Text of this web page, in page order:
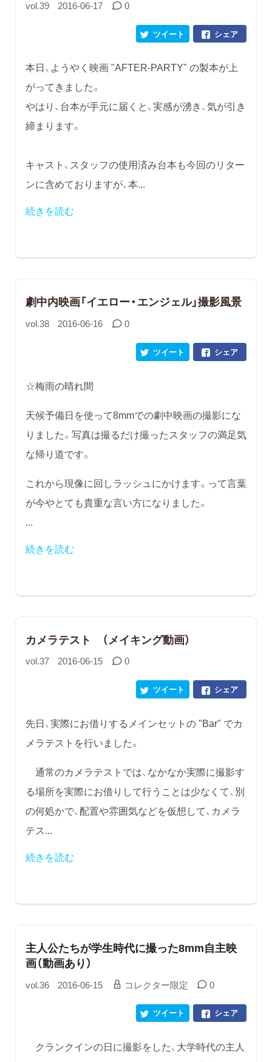
vol.39 2016-06-17 0
シェア
ツイート
本日、ようやく映画 "AFTER-PARTY" の製本が上
がってきました。
やはり、台本が手元に届くと、実感が湧き、気が引き
締まります。
キャスト、スタッフの使用済み台本も今回のリター
ンに含めておりますが、本...
続きを読む
劇中内映画「イエロー・エンジェル」撮影風景
vol.38 2016-06-16 0
シェア
ツイート
☆梅雨の晴れ間
天候予備日を使って8mmでの劇中映画の撮影にな
りました。写真は撮るだけ撮ったスタッフの満足気
な帰り道です。
これから現像に回しラッシュにかけます。って言葉
が今やとても貴重な言い方になりました。
...
続きを読む
カメラテスト （メイキング動画）
vol.37 2016-06-15 0
シェア
ツイート
先日、実際にお借りするメインセットの "Bar" でカ
メラテストを行いました。
通常のカメラテストでは、なかなか実際に撮影す
る場所を実際にお借りして行うことは少なくて、別
の何処かで、配置や雰囲気などを仮想して、カメラ
テス...
続きを読む
主人公たちが学生時代に撮った8mm自主映
画（動画あり）
vol.36 2016-06-15 コレクター限定 0
シェア
ツイート
クランクインの日に撮影をした、大学時代の主人